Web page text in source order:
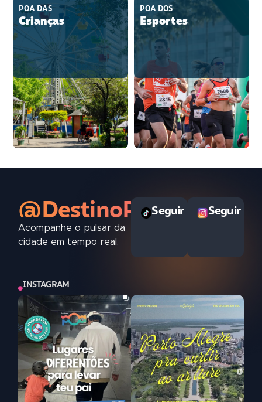
POA DAS
Crianças
POA DOS
Esportes
@DestinoPOAoficial
Acompanhe o pulsar da
cidade em tempo real.
Seguir Seguir
INSTAGRAM